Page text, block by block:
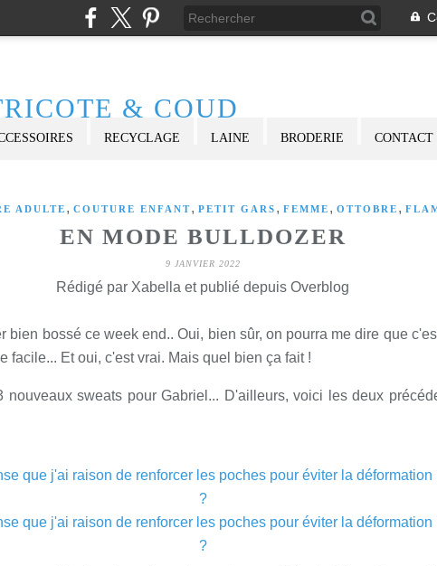
& COUD
RECYCLAGE LAINE BRODERIE CONTACT
ADULTE , COUTURE ENFANT, PETIT GARS , FEMME , OTTOBRE ,
EN MODE BULLDOZER
9 JANVIER 2022
Rédigé par Xabella et publié depuis Overblog
bien bossé ce week end.. Oui, bien sûr, on pourra me dire que
facile... Et oui, c'est vrai. Mais quel bien ça fait !
nouveaux sweats pour Gabriel... D'ailleurs, voici les deux